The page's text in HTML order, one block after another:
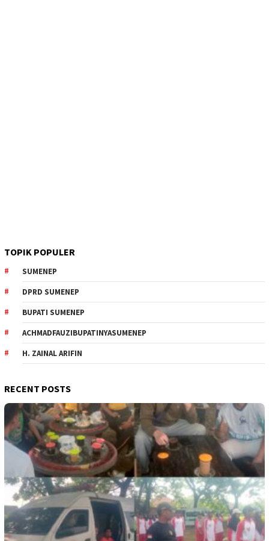
TOPIK POPULER
SUMENEP
DPRD SUMENEP
BUPATI SUMENEP
ACHMADFAUZIBUPATINYASUMENEP
H. ZAINAL ARIFIN
RECENT POSTS